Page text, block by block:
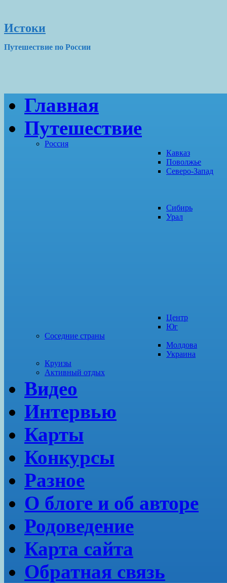
Истоки
Путешествие по России
Главная
Путешествие
Россия
Кавказ
Поволжье
Северо-Запад
Сибирь
Урал
Центр
Юг
Соседние страны
Молдова
Украина
Круизы
Активный отдых
Видео
Интервью
Карты
Конкурсы
Разное
О блоге и об авторе
Родоведение
Карта сайта
Обратная связь